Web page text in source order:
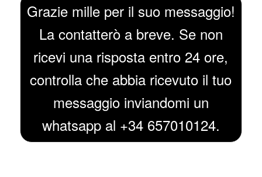
Grazie mille per il suo messaggio!
La contatterò a breve. Se non
ricevi una risposta entro 24 ore,
controlla che abbia ricevuto il tuo
messaggio inviandomi un
whatsapp al +34 657010124.